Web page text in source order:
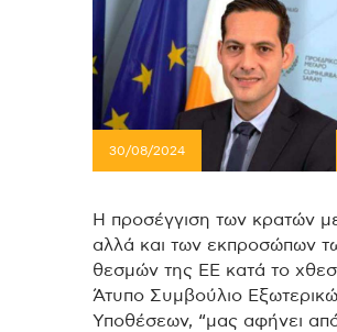
30/08/2024
Η προσέγγιση των κρατών
αλλά και των εκπροσώπων
θεσμών της ΕΕ κατά το
Άτυπο Συμβούλιο
Υποθέσεων, “μας αφήνει